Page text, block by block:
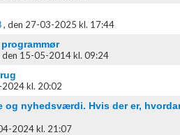
, den 27-03-2025 kl. 17:44
den 15-05-2014 kl. 09:24
kl. 20:02
og nyhedsværdi. Hvis der er,
2024 kl. 21:07